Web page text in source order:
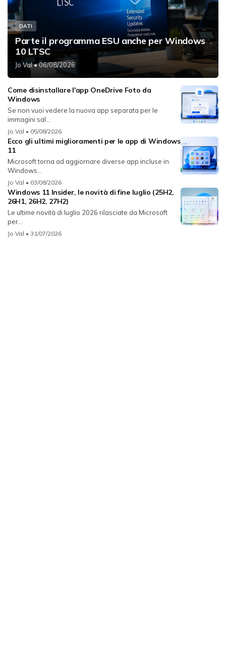
DATI
Parte il programma ESU anche per Windows
10 LTSC
Jo Val• 06/08/2026
Come disinstallare l'app OneDrive Foto da
Windows
Se non vuoi vedere la nuova app separata per le
immagini sal...
Jo Val • 05/08/2026
Ecco gli ultimi miglioramenti per le app di Windows
11
Microsoft torna ad aggiornare diverse app incluse in
Windows...
Jo Val • 03/08/2026
Windows 11 Insider, le novità di fine luglio (25H2,
26H1, 26H2, 27H2)
Le ultime novità di luglio 2026 rilasciate da Microsoft
per...
Jo Val • 31/07/2026